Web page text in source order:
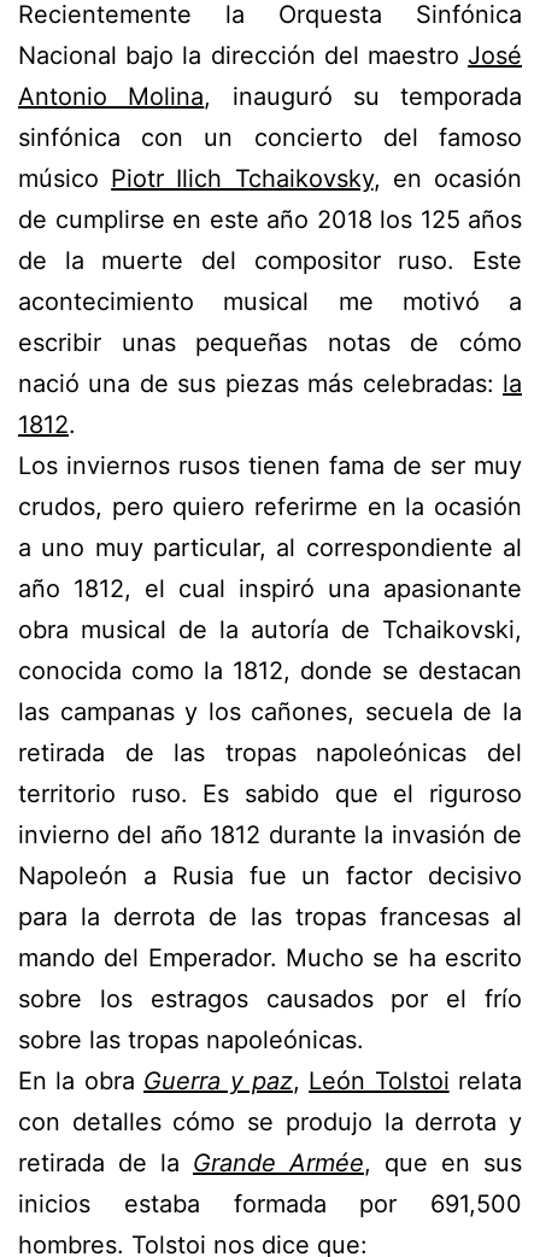
Recientemente la Orquesta Sinfónica
Nacional bajo la dirección del maestro José
Antonio Molina, inauguró su temporada
sinfónica con un concierto del famoso
músico Piotr Ilich Tchaikovsky, en ocasión
de cumplirse en este año 2018 los 125 años
de la muerte del compositor ruso. Este
acontecimiento musical me motivó a
escribir unas pequeñas notas de cómo
nació una de sus piezas más celebradas: la
1812.
Los inviernos rusos tienen fama de ser muy
crudos, pero quiero referirme en la ocasión
a uno muy particular, al correspondiente al
año 1812, el cual inspiró una apasionante
obra musical de la autoría de Tchaikovski,
conocida como la 1812, donde se destacan
las campanas y los cañones, secuela de la
retirada de las tropas napoleónicas del
territorio ruso. Es sabido que el riguroso
invierno del año 1812 durante la invasión de
Napoleón a Rusia fue un factor decisivo
para la derrota de las tropas francesas al
mando del Emperador. Mucho se ha escrito
sobre los estragos causados por el frío
sobre las tropas napoleónicas.
En la obra Guerra y paz, León Tolstoi relata
con detalles cómo se produjo la derrota y
retirada de la Grande Armée, que en sus
inicios estaba formada por 691,500
hombres. Tolstoi nos dice que: